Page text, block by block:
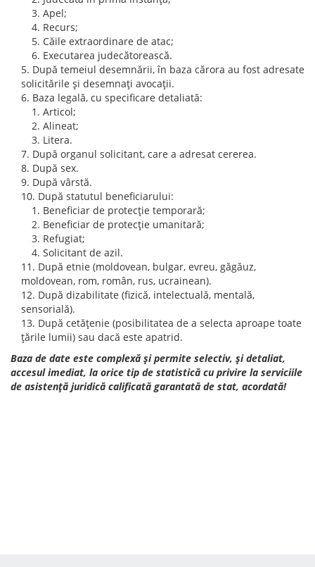
Apel;
Recurs;
Căile extraordinare de atac;
Executarea judecătorească.
După temeiul desemnării, în baza cărora au fost adresate
solicitările şi desemnaţi avocaţii.
Baza legală, cu specificare detaliată:
Articol;
Alineat;
Litera.
După organul solicitant, care a adresat cererea.
După sex.
După vârstă.
După statutul beneficiarului:
Beneficiar de protecţie temporară;
Beneficiar de protecţie umanitară;
Refugiat;
Solicitant de azil.
După etnie (moldovean, bulgar, evreu, găgăuz,
moldovean, rom, român, rus, ucrainean).
După dizabilitate (fizică, intelectuală, mentală,
sensorială).
După cetăţenie (posibilitatea de a selecta aproape toate
ţările lumii) sau dacă este apatrid.
Baza de date este complexă şi permite selectiv, şi detaliat,
accesul imediat, la orice tip de statistică cu privire la serviciile
de asistenţă juridică calificată garantată de stat, acordată!